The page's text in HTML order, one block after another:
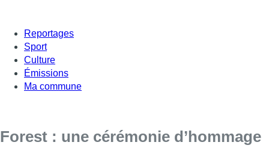
Reportages
Sport
Culture
Émissions
Ma commune
Forest : une cérémonie d’hommage